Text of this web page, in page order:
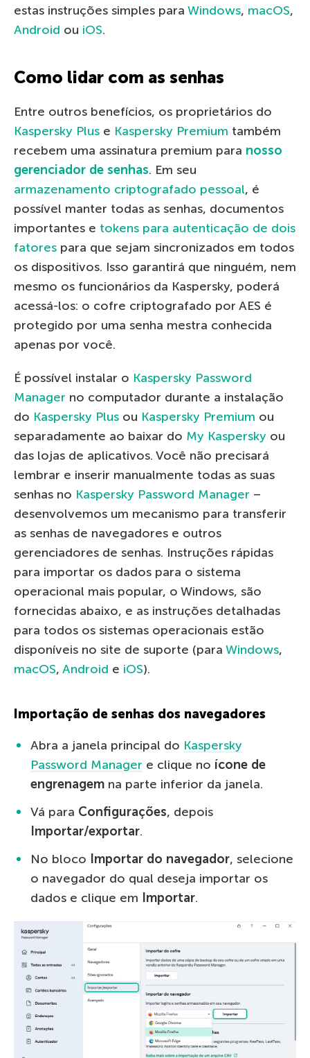
estas instruções simples para Windows, macOS,
Android ou iOS.
Como lidar com as senhas
Entre outros benefícios, os proprietários do
Kaspersky Plus e Kaspersky Premium também
recebem uma assinatura premium para nosso
gerenciador de senhas. Em seu
armazenamento criptografado pessoal, é
possível manter todas as senhas, documentos
importantes e tokens para autenticação de dois
fatores para que sejam sincronizados em todos
os dispositivos. Isso garantirá que ninguém, nem
mesmo os funcionários da Kaspersky, poderá
acessá-los: o cofre criptografado por AES é
protegido por uma senha mestra conhecida
apenas por você.
É possível instalar o Kaspersky Password
Manager no computador durante a instalação
do Kaspersky Plus ou Kaspersky Premium ou
separadamente ao baixar do My Kaspersky ou
das lojas de aplicativos. Você não precisará
lembrar e inserir manualmente todas as suas
senhas no Kaspersky Password Manager –
desenvolvemos um mecanismo para transferir
as senhas de navegadores e outros
gerenciadores de senhas. Instruções rápidas
para importar os dados para o sistema
operacional mais popular, o Windows, são
fornecidas abaixo, e as instruções detalhadas
para todos os sistemas operacionais estão
disponíveis no site de suporte (para Windows,
macOS, Android e iOS).
Importação de senhas dos navegadores
Abra a janela principal do Kaspersky
Password Manager e clique no ícone de
engrenagem na parte inferior da janela.
Vá para Configurações, depois
Importar/exportar.
No bloco Importar do navegador, selecione
o navegador do qual deseja importar os
dados e clique em Importar.